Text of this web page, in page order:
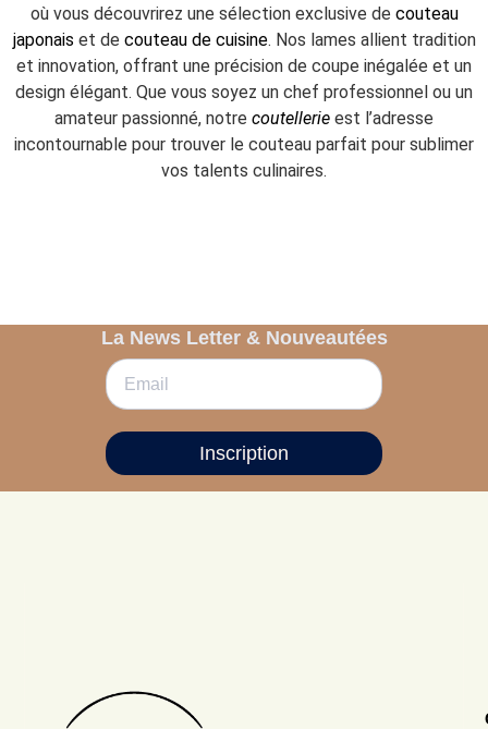
où vous découvrirez une sélection exclusive de couteau
japonais et de couteau de cuisine. Nos lames allient tradition
et innovation, offrant une précision de coupe inégalée et un
design élégant. Que vous soyez un chef professionnel ou un
amateur passionné, notre coutellerie est l’adresse
incontournable pour trouver le couteau parfait pour sublimer
vos talents culinaires.
La News Letter & Nouveautées
Inscription